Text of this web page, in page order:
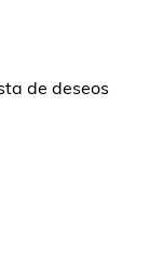
de deseos